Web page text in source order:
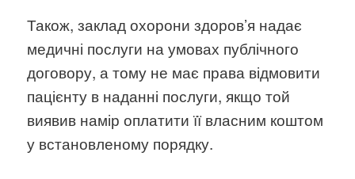
Також, заклад охорони здоров’я надає
медичні послуги на умовах публічного
договору, а тому не має права відмовити
пацієнту в наданні послуги, якщо той
виявив намір оплатити її власним коштом
у встановленому порядку.